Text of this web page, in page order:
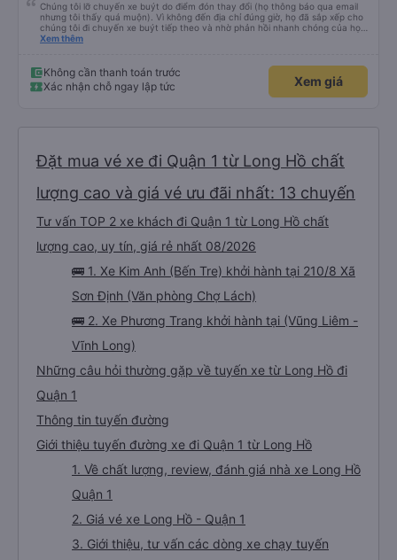
Chúng tôi lỡ chuyến xe buýt do điểm đón thay đổi (họ thông báo qua email
nhưng tôi thấy quá muộn). Vì không đến địa chỉ đúng giờ, họ đã sắp xếp cho
chúng tôi đi chuyến xe buýt tiếp theo và nhờ phản hồi nhanh chóng của họ,
chúng tôi đã đến được điểm đến một cách suôn sẻ. Nhìn chung, trải nghiệm
Xem thêm
Không cần thanh toán trước
Xác nhận chỗ ngay lập tức
Xem giá
Đặt mua vé xe đi Quận 1 từ Long Hồ chất
lượng cao và giá vé ưu đãi nhất: 13 chuyến
Tư vấn TOP 2 xe khách đi Quận 1 từ Long Hồ chất
lượng cao, uy tín, giá rẻ nhất 08/2026
🚌 1. Xe Kim Anh (Bến Tre) khởi hành tại 210/8 Xã
Sơn Định (Văn phòng Chợ Lách)
🚌 2. Xe Phương Trang khởi hành tại (Vũng Liêm -
Vĩnh Long)
Những câu hỏi thường gặp về tuyến xe từ Long Hồ đi
Quận 1
Thông tin tuyến đường
Giới thiệu tuyến đường xe đi Quận 1 từ Long Hồ
1. Về chất lượng, review, đánh giá nhà xe Long Hồ
Quận 1
2. Giá vé xe Long Hồ - Quận 1
3. Giới thiệu, tư vấn các dòng xe chạy tuyến